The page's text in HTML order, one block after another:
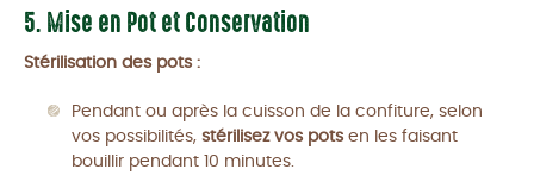
5. Mise en Pot et Conservation
Stérilisation des pots :
Pendant ou après la cuisson de la confiture, selon
vos possibilités, stérilisez vos pots en les faisant
bouillir pendant 10 minutes.